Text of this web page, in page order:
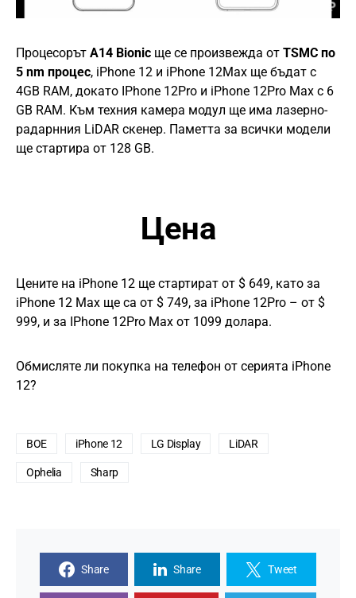
Процесорът A14 Bionic ще се произвежда от TSMC по
5 nm процес, iPhone 12 и iPhone 12Max ще бъдат с
4GB RAM, докато IPhone 12Pro и iPhone 12Pro Max с 6
GB RAM. Към техния камера модул ще има лазерно-
радарнния LiDAR скенер. Паметта за всички модели
ще стартира от 128 GB.
Цена
Цените на iPhone 12 ще стартират от $ 649, като за
iPhone 12 Max ще са от $ 749, за iPhone 12Pro – от $
999, и за IPhone 12Pro Max от 1099 долара.
Обмисляте ли покупка на телефон от серията iPhone
12?
BOE iPhone 12 LG Display LiDAR
Ophelia Sharp
Share Share Tweet